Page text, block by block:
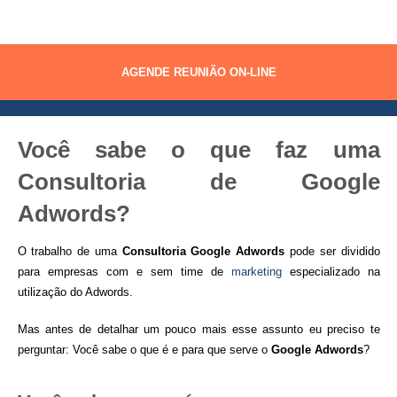
AGENDE REUNIÃO ON-LINE
GOOGLE ADWORDS
Você sabe o que faz uma
Consultoria de Google
Adwords?
O trabalho de uma Consultoria Google Adwords pode ser dividido
para empresas com e sem time de marketingespecializado na
utilização do Adwords.
Mas antes de detalhar um pouco mais esse assunto eu preciso te
perguntar: Você sabe o que é e para que serve o Google Adwords?